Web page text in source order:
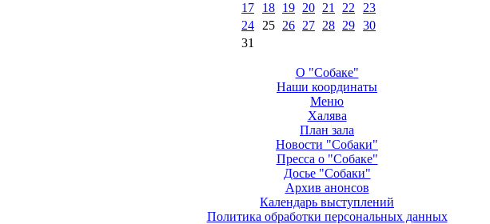
17
18 19 20 21 22
23
24
25 26 27 28 29 30
31
О "Собаке"
Наши координаты
Меню
Халява
План зала
Новости "Собаки"
Пресса о "Собаке"
Досье "Собаки"
Архив анонсов
Календарь выступлений
Политика обработки персональных данных